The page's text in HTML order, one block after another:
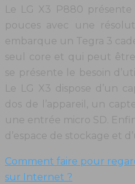
Le LG X3 P880
pouces avec une
embarque un Tegra 3
seul core et qui peut être
se présente le besoin
Le LG X3 dispose d’un
dos de l’appareil, un
une entrée micro SD.
d’espace de stockage et
Comment faire pour
sur Internet ?